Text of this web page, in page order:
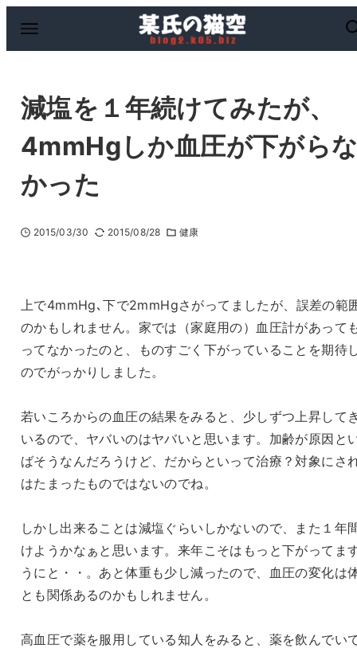
減塩を１年続けてみたが、
4mmHgしか血圧が下がら
かった
2015/03/30 2015/08/28 健康
上で4mmHg､下で2mmHgさがってましたが、誤差の範
のかもしれません。家では（家庭用の）血圧計があって
ってなかったのと、ものすごく下がっていることを期待
のでがっかりしました。
若いころからの血圧の結果をみると、少しずつ上昇して
いるので、ヤバいのはヤバいと思います。加齢が原因と
ばそうなんだろうけど、だからといって治療？対象にさ
はたまったものではないのでね。
しかし出来ることは減塩ぐらいしかないので、また１年
けようかなぁと思います。来年こそはもっと下がってま
うにと・・。あと体重も少し減ったので、血圧の変化は
とも関係あるのかもしれません。
高血圧で薬を服用している知人をみると、薬を飲んでい